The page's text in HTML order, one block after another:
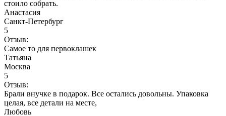
стоило собрать.
Анастасия
Санкт-Петербург
5
Отзыв:
Самое то для первоклашек
Татьяна
Москва
5
Отзыв:
Брали внучке в подарок. Все остались довольны. Упаковка
целая, все детали на месте,
Любовь